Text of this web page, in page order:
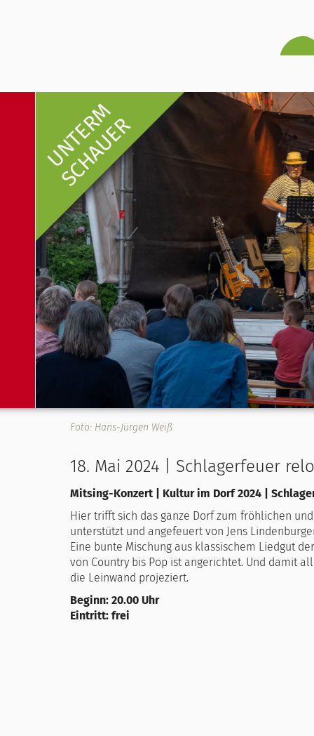
UNTERM
SCHAUER
Foto: Hans-Jürgen Weiß
18. Mai 2024 | Schlagerfeuer
Mitsing-Konzert | Kultur im Dorf 2024 |
Hier trifft sich das ganze Dorf zum fröhlichen
unterstützt und angefeuert von Jens
Eine bunte Mischung aus klassischem Liedgut
von Country bis Pop ist angerichtet. Und damit
die Leinwand projeziert.
Beginn: 20.00 Uhr
Eintritt: frei